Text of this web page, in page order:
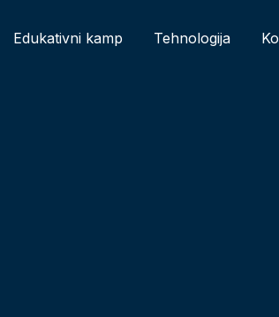
Edukativni kamp Tehnologija